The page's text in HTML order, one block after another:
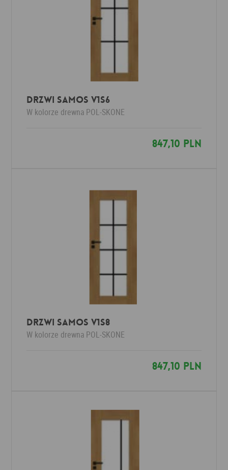
Drzwi SAMOS V1S6
W kolorze drewna POL-SKONE
847,10 PLN
Drzwi SAMOS V1S8
W kolorze drewna POL-SKONE
847,10 PLN